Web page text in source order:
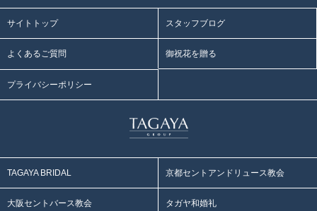
サイトトップ スタッフブログ
よくあるご質問 御祝花を贈る
プライバシーポリシー
TAGAYA BRIDAL 京都セントアンドリュース教会
大阪セントバース教会 タガヤ和婚礼